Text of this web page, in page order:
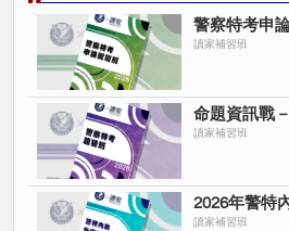
警察特考申
讀家補習班
命題資訊戰
讀家補習班
2026年警特
讀家補習班